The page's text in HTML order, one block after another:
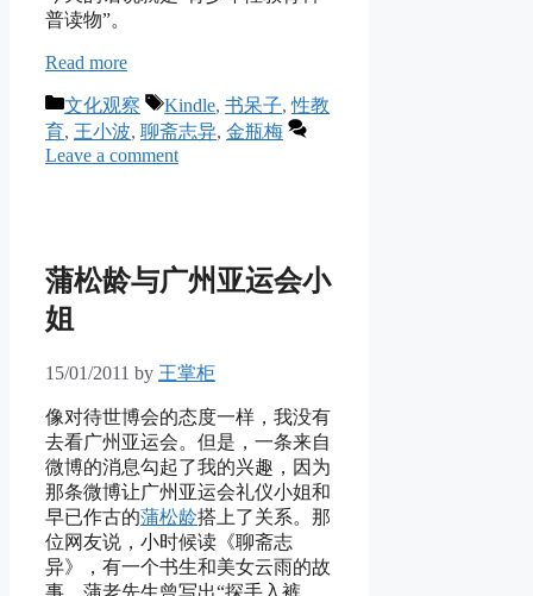
普读物”。
Read more
Categories
文化观察 Tags
Kindle, 书呆子,性教
育, 王小波, 聊斋志异, 金瓶梅
Leave a comment
蒲松龄与广州亚运会小
姐
15/01/2011 by 王掌柜
像对待世博会的态度一样，我没有
去看广州亚运会。但是，一条来自
微博的消息勾起了我的兴趣，因为
那条微博让广州亚运会礼仪小姐和
早已作古的蒲松龄搭上了关系。那
位网友说，小时候读《聊斋志
异》，有一个书生和美女云雨的故
事，蒲老先生曾写出“探手入裤，